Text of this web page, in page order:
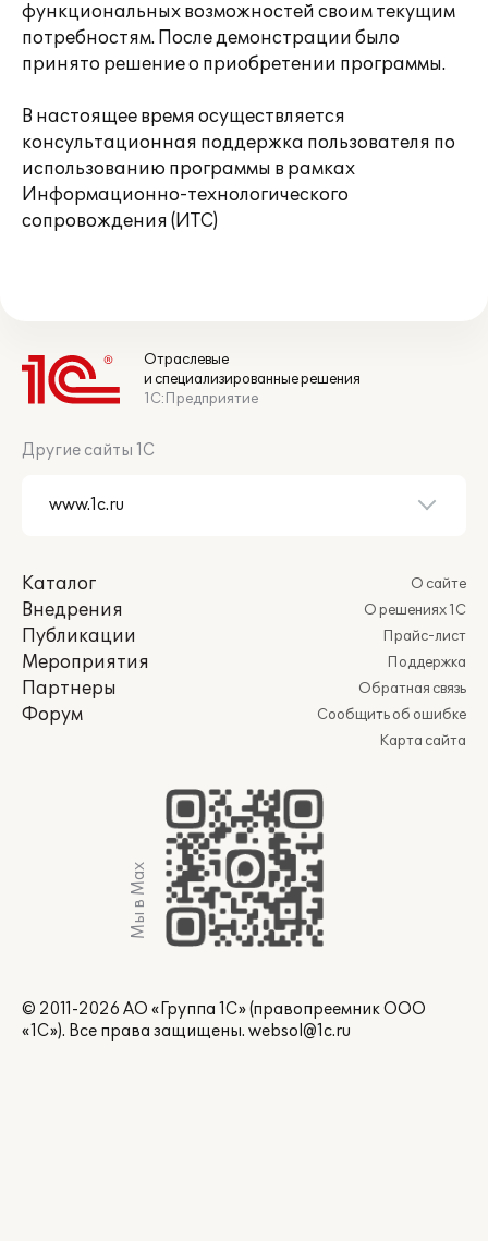
функциональных возможностей своим текущим
потребностям. После демонстрации было
принято решение о приобретении программы.
В настоящее время осуществляется
консультационная поддержка пользователя по
использованию программы в рамках
Информационно-технологического
сопровождения (ИТС)
Отраслевые
и специализированные решения
1С:Предприятие
Другие сайты 1С
Каталог
Внедрения
Публикации
Мероприятия
Партнеры
Форум
О сайте
О решениях 1С
Прайс-лист
Поддержка
Обратная связь
Сообщить об ошибке
Карта сайта
Мы в Max
© 2011-2026 АО «Группа 1С» (правопреемник ООО
«1С»). Все права защищены. websol@1c.ru